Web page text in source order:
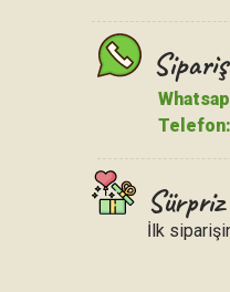
Telefon:
İlk